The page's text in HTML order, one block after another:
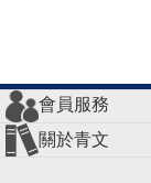
會員服務
會員辦法
客服信箱
隱私條款
網站導覽
關於青文